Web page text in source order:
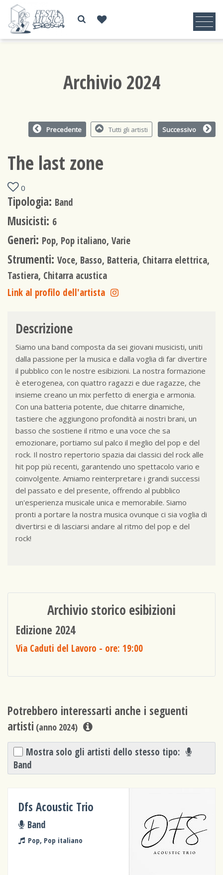
Archivio 2024
Precedente Tutti gli artisti Successivo
The last zone
0
Tipologia: Band
Musicisti: 6
Generi: Pop, Pop italiano, Varie
Strumenti: Voce, Basso, Batteria, Chitarra elettrica,
Tastiera, Chitarra acustica
Link al profilo dell'artista
Descrizione
Siamo una band composta da sei giovani musicisti, uniti
dalla passione per la musica e dalla voglia di far divertire
il pubblico con le nostre esibizioni. La nostra formazione
è eterogenea, con quattro ragazzi e due ragazze, che
insieme creano un mix perfetto di energia e armonia.
Con una batteria potente, due chitarre dinamiche,
tastiere che aggiungono profondità ai nostri brani, un
basso che sostiene il ritmo e una voce che sa
emozionare, portiamo sul palco il meglio del pop e del
rock. Il nostro repertorio spazia dai classici del rock alle
hit pop più recenti, garantendo uno spettacolo vario e
coinvolgente. Amiamo reinterpretare i grandi successi
del passato e del presente, offrendo al pubblico
un'esperienza musicale unica e memorabile. Siamo
pronti a portare la nostra musica ovunque ci sia voglia di
divertirsi e di lasciarsi andare al ritmo del pop e del
rock!
Archivio storico esibizioni
Edizione 2024
Via Caduti del Lavoro - ore: 19:00
Potrebbero interessarti anche i seguenti
artisti (anno 2024)
Mostra solo gli artisti dello stesso tipo:
Band
Dfs Acoustic Trio
Band
Pop, Pop italiano